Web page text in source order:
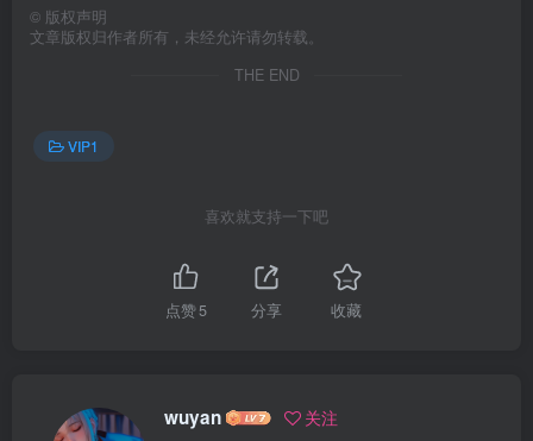
© 版权声明
文章版权归作者所有，未经允许请勿转载。
THE END
VIP1
喜欢就支持一下吧
点赞5 分享 收藏
wuyan 关注